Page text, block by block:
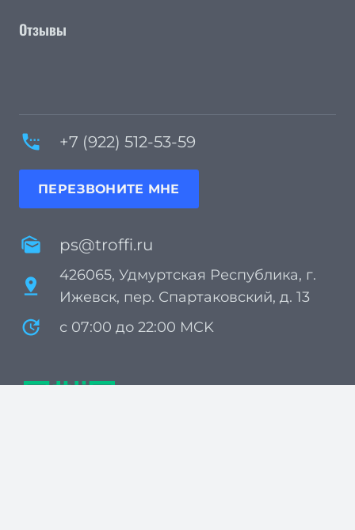
Отзывы
settings_phone +7 (922) 512-53-59
ПЕРЕЗВОНИТЕ МНЕ
mark_as_unread ps@troffi.ru
pin_drop
426065, Удмуртская Республика, г.
Ижевск, пер. Спартаковский, д. 13
update с 07:00 до 22:00 MCK